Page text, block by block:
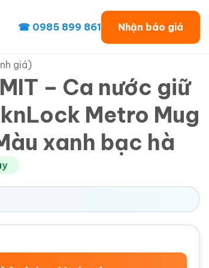
☎ 0985 899 861 Nhận báo giá
giá)
– Ca nước giữ
Metro Mug
xanh bạc hà